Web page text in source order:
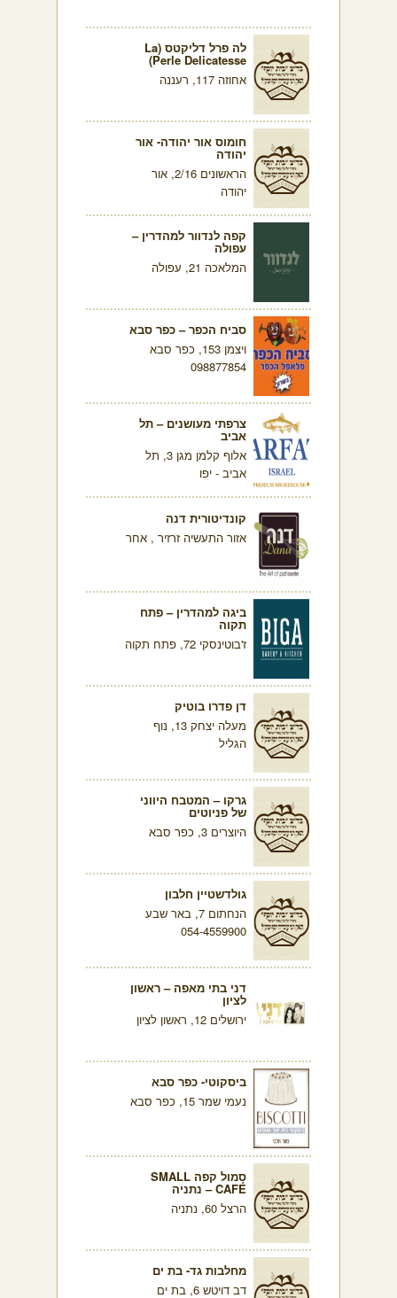
לה פרל דליקטס (La
Perle Delicatesse)
אחוזה 117, רעננה
חומוס אור יהודה- אור
יהודה
הראשונים 2/16, אור
יהודה
קפה לנדוור למהדרין –
עפולה
המלאכה 21, עפולה
סביח הכפר – כפר סבא
ויצמן 153, כפר סבא
098877854
צרפתי מעושנים – תל
אביב
אלוף קלמן מגן 3, תל
אביב - יפו
קונדיטורית דנה
אזור התעשיה זרזיר , אחר
ביגה למהדרין – פתח
תקוה
ז'בוטינסקי 72, פתח תקוה
דן פדרו בוטיק
מעלה יצחק 13, נוף
הגליל
גרקו – המטבח היווני
של פניוטים
היוצרים 3, כפר סבא
גולדשטיין חלבון
הנחתום 7, באר שבע
054-4559900
דני בתי מאפה – ראשון
לציון
ירושלים 12, ראשון לציון
ביסקוטי- כפר סבא
נעמי שמר 15, כפר סבא
סמול קפה SMALL
CAFÉ – נתניה
הרצל 60, נתניה
מחלבות גד- בת ים
דב דויטש 6, בת ים